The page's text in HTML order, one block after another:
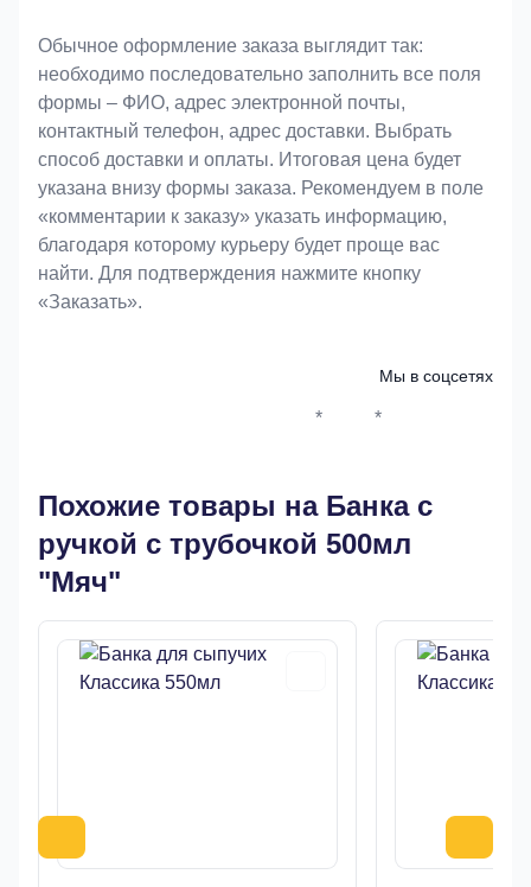
Обычное оформление заказа выглядит так:
необходимо последовательно заполнить все поля
формы – ФИО, адрес электронной почты,
контактный телефон, адрес доставки. Выбрать
способ доставки и оплаты. Итоговая цена будет
указана внизу формы заказа. Рекомендуем в поле
«комментарии к заказу» указать информацию,
благодаря которому курьеру будет проще вас
найти. Для подтверждения нажмите кнопку
«Заказать».
Мы в соцсетях
* *
Похожие товары на Банка с
ручкой с трубочкой 500мл
"Мяч"